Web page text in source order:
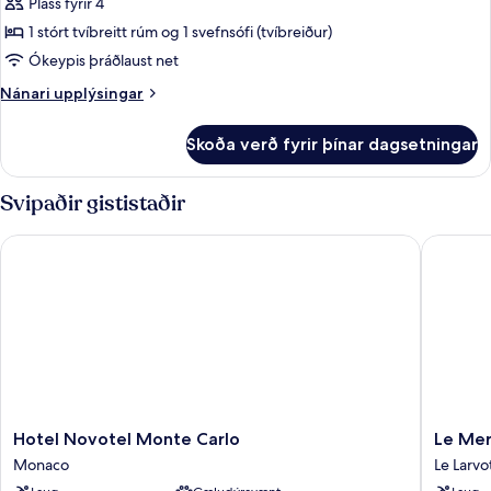
sjávarsýn
1 stórt tvíbreitt rúm og 1 svefnsófi (tvíbreiður)
Ókeypis þráðlaust net
Nánari upplýsingar
Nánari
-
sjávarsýn
Skoða verð fyrir þínar dagsetningar
Svipaðir gististaðir
Hotel
Novotel
Monte
Hotel Novotel Monte Carlo
Monaco
Hotel Novotel Monte Carlo
Le
Beach
Le
Le
Le